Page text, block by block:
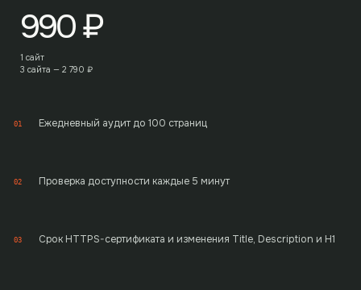
990₽
1 сайт
3 сайта — 2 790 ₽
01 Ежедневный аудит до 100 страниц
02 Проверка доступности каждые 5 минут
03 Срок HTTPS-сертификата и изменения Title, Description и H1